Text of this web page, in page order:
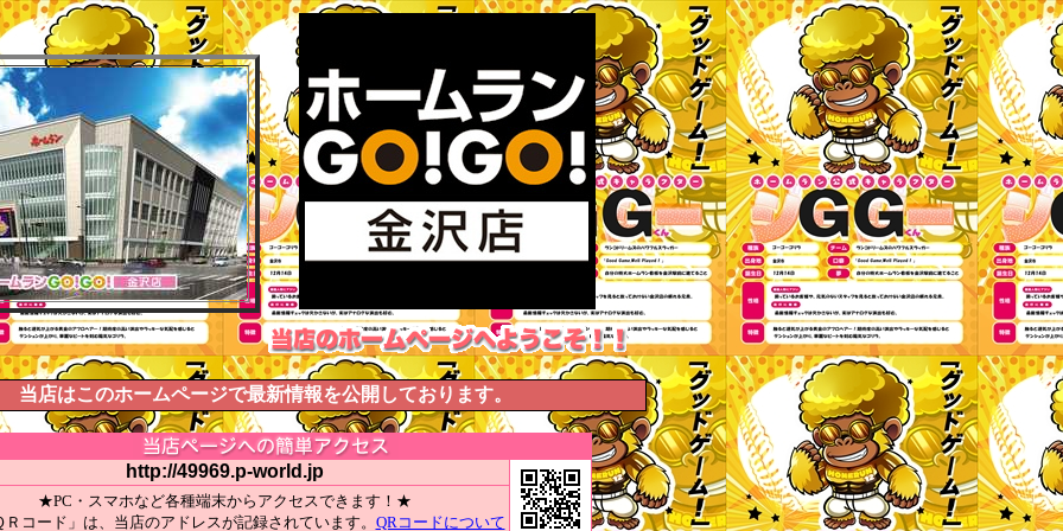
当店はこのホームページで最新情報を公開しております。
http://49969.p-world.jp
★PC・スマホなど各種端末からアクセスできます！★
Ｒコード」は、当店のアドレスが記録されています。 QRコードについて